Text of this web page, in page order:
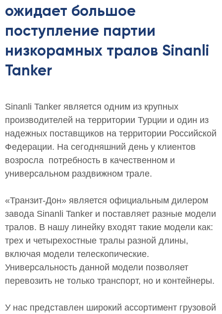
ожидает большое
поступление партии
низкорамных тралов Sinanli
Tanker
Sinanli Tanker является одним из крупных
производителей на территории Турции и один из
надежных поставщиков на территории Российской
Федерации. На сегодняшний день у клиентов
возросла потребность в качественном и
универсальном раздвижном трале.
«Транзит-Дон» является официальным дилером
завода Sinanli Tanker и поставляет разные модели
тралов. В нашу линейку входят такие модели как:
трех и четырехостные тралы разной длины,
включая модели телескопические.
Универсальность данной модели позволяет
перевозить не только транспорт, но и контейнеры.
У нас представлен широкий ассортимент грузовой